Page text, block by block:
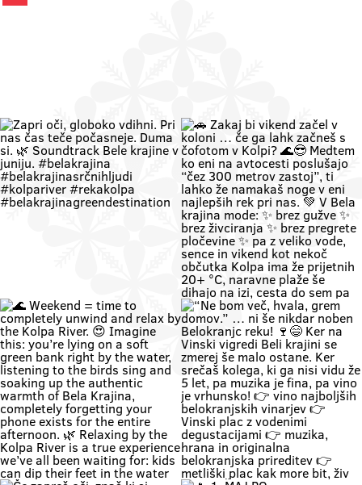
Zapri oči, globoko vdihni. Pri nas
čas teče počasneje. Duma si. 🌿
Soundtrack Bele krajine v juniju.
#belakrajina
#belakrajinasrčnihljudi
#kolpariver #rekakolpa
#belakrajinagreendestination
🚗 Zakaj bi vikend začel v koloni …
če ga lahk začneš s čofotom v
Kolpi? 🌊😎 Medtem ko eni na
avtocesti poslušajo “čez 300
metrov zastoj”, ti lahko že
namakaš noge v eni najlepših rek
pri nas. 💚 V Bela krajina mode: ✨
brez gužve ✨ brez živciranja ✨
brez pregrete pločevine ✨ pa z
veliko vode, sence in vikend kot
nekoč občutka Kolpa ima že
prijetnih 20+ °C, naravne plaže še
dihajo na izi, cesta do sem pa ni
stres test za živce. 😌 💡 Vikend
plan: kopalke ✔️ brisača ✔️ hladna
pijača ✔️ DARS drama ❌ 📍 Bela
krajina kliče. Pa ne po troblji. 😏